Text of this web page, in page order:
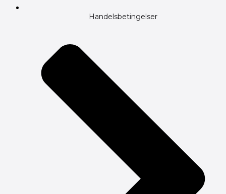
Handelsbetingelser